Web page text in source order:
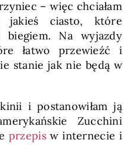
– więc chciałam
ciasto, które
biegiem. Na wyjazdy
łatwo przewieźć i
stanie jak nie będą w
i postanowiłam ją
Zucchini
przepisw internecie i